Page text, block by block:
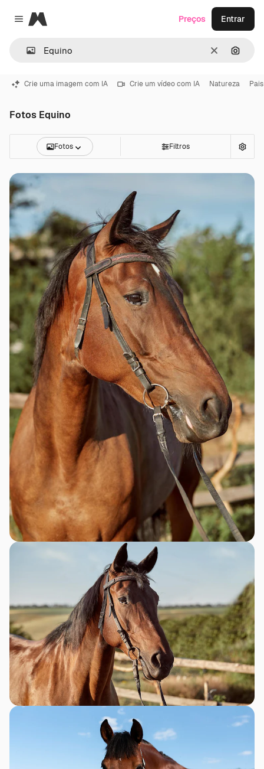
Close menu
Magnific
Limpar
Preços Entrar
Crie uma imagem com IA Crie um vídeo com IA Natureza Pais
Fotos Equino
Fotos Filtros